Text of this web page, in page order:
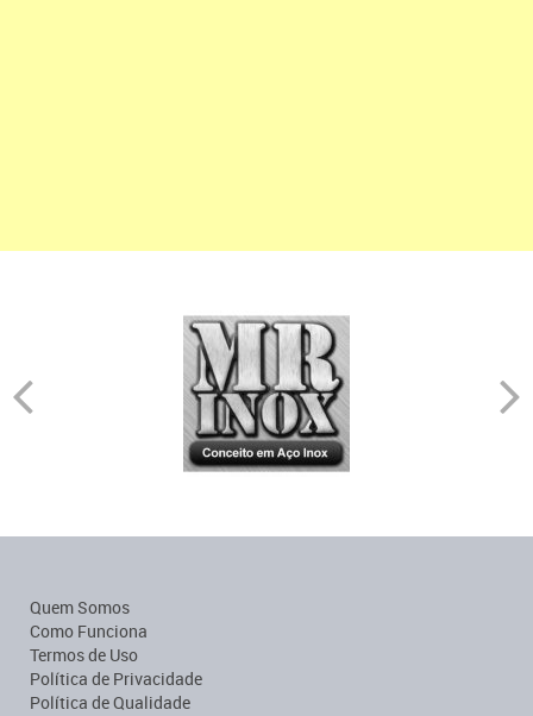
Quem Somos
Como Funciona
Termos de Uso
Política de Privacidade
Política de Qualidade